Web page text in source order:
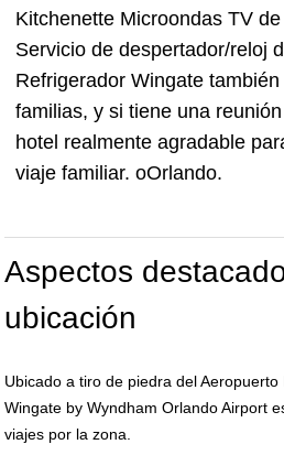
Kitchenette Microondas TV
Servicio de despertador/reloj
Refrigerador Wingate
familias, y si tiene una
hotel realmente agradable
viaje familiar. oOrlando.
Aspectos
ubicación
Ubicado a tiro de piedra del
Wingate by Wyndham Orlando Airport
viajes por la zona.